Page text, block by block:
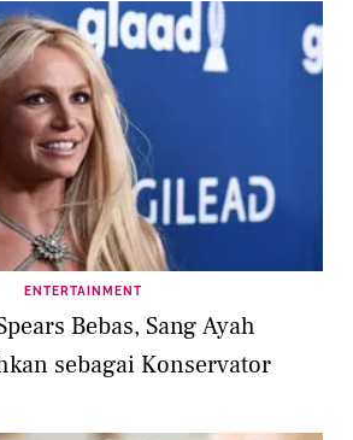
ENTERTAINMENT
Bebas, Sang Ayah
sebagai Konservator